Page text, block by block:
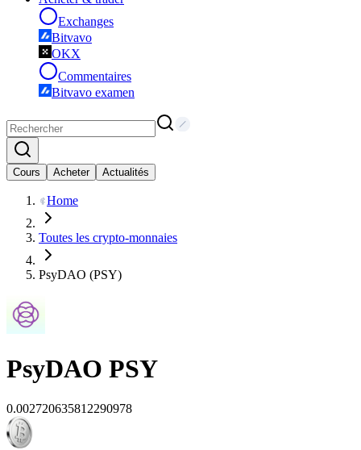
Exchanges
Bitvavo
OKX
Commentaires
Bitvavo examen
Cours Acheter Actualités
Home
Toutes les crypto-monnaies
PsyDAO (PSY)
PsyDAO PSY
0.002720635812290978